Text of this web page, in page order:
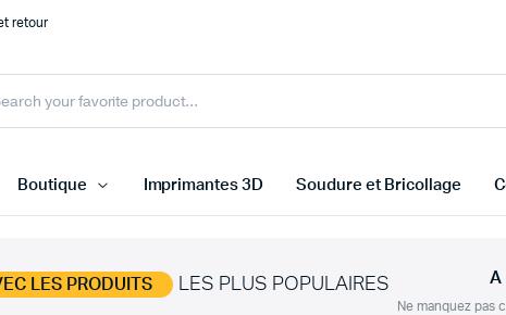
retour
Boutique
Température et Humidité
Imprimantes 3D Soudure et Bricollage
LES PRODUITS LES PLUS POPULAIRES A
Ne manquez pas